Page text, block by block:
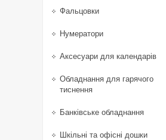
Фальцовки
Нумератори
Аксесуари для календарів
Обладнання для гарячого
тиснення
Банківське обладнання
Шкільні та офісні дошки